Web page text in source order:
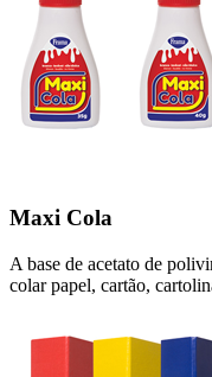
Maxi Cola
A base de acetato de
colar papel, cartão,